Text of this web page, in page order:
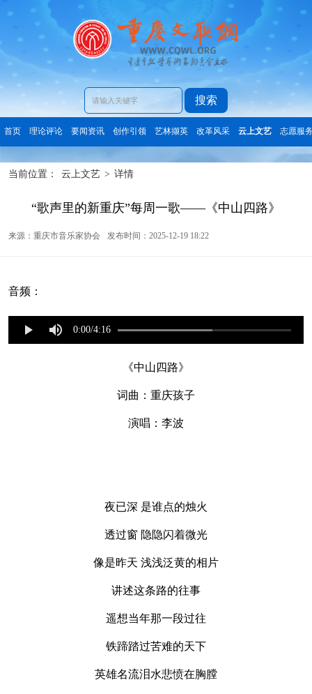
搜索
首页 理论评论 要闻资讯 创作引领 艺林撷英 改革风采 云上文艺 志愿服
当前位置： 云上文艺 > 详情
“歌声里的新重庆”每周一歌——《中山四路》
来源：重庆市音乐家协会 发布时间：2025-12-19 18:22
音频：
《中山四路》
词曲：重庆孩子
演唱：李波
夜已深 是谁点的烛火
透过窗 隐隐闪着微光
像是昨天 浅浅泛黄的相片
讲述这条路的往事
遥想当年那一段过往
铁蹄踏过苦难的天下
英雄名流泪水悲愤在胸膛